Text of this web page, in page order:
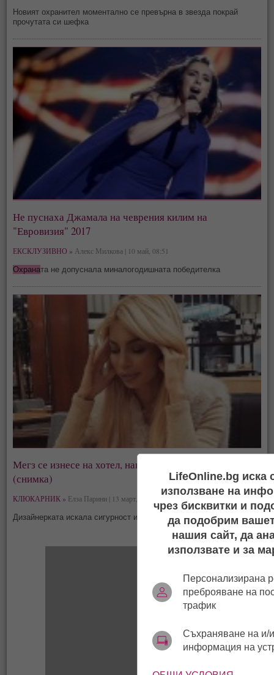
Новият охранител моментално се превърна в звезда покрай
прочутата си шефка
Не пуснаха Джамала на чеврения килим на
"Евровизия" 2017
ЕКСКЛУЗИВНО » Алекс Милкова | 10 май, 08:51
Охраната не допуснала миналогодишната победителка
Мегз се изнесе на хотел, напусна старата квартира
(снимка)
КЛЮКАРНИК » Елза Парини | 13 март, 03:41
Дизайнерката искала сигурност и спокойствие, защо ли?
LifeOnline.bg иска
използване на
чрез бисквитки и
да подобрим
нашия сайт, да
използвате и за
Персонализирана
преброяване на
трафик
Съхраняване на и/
информация на